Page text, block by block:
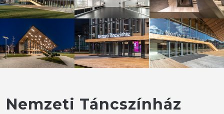
Nemzeti Táncszínház